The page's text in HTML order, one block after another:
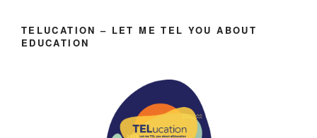
TELUCATION – LET ME TEL YOU ABOUT
EDUCATION